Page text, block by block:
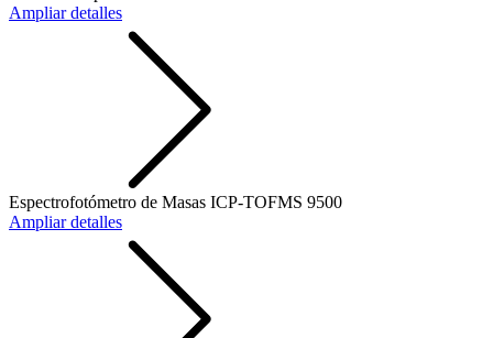
Ampliar detalles
Espectrofotómetro de Masas ICP-TOFMS 9500
Ampliar detalles